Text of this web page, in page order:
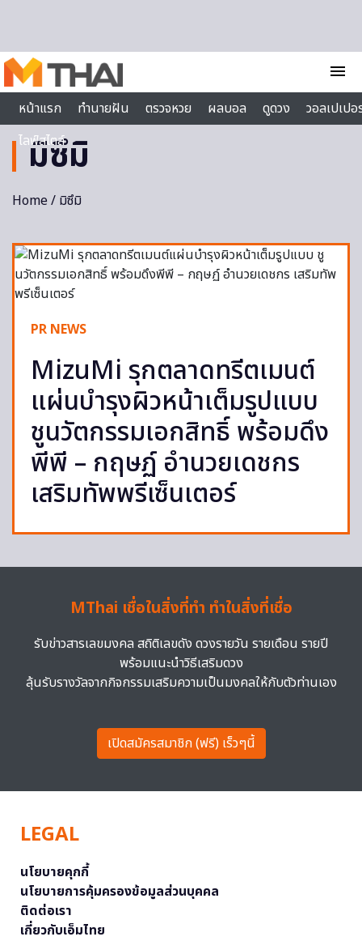
menu
หน้าแรก
ทำนายฝัน ตรวจหวย ผลบอล ดูดวง
วอลเปเป
ไลฟ์สไตล์
มิซึมิ
Home/ มิซึมิ
PR NEWS
MizuMi รุกตลาดทรีตเมนต์
แผ่นบำรุงผิวหน้าเต็มรูปแบบ
ชูนวัตกรรมเอกสิทธิ์ พร้อมดึง
พีพี – กฤษฏ์ อำนวยเดชกร
เสริมทัพพรีเซ็นเตอร์
MThai เชื่อในสิ่งที่ทำ ทำในสิ่งที่เชื่อ
รับข่าวสารเลขมงคล สถิติเลขดัง ดวงรายวัน รายเดือน รายปี
พร้อมแนะนำวิธีเสริมดวง
ลุ้นรับรางวัลจากกิจกรรมเสริมความเป็นมงคลให้กับตัวท่านเอง
เปิดสมัครสมาชิก (ฟรี) เร็วๆนี้
LEGAL
นโยบายคุกกี้
นโยบายการคุ้มครองข้อมูลส่วนบุคคล
ติดต่อเรา
เกี่ยวกับเอ็มไทย